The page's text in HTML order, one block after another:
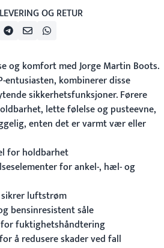
LEVERING OG RETUR
og komfort medJorge Martin Boots.
entusiasten, kombinerer disse
sikkerhetsfunksjoner. Førere
lette følelse og pusteevne,
enten det er varmt vær eller
for holdbarhet
for ankel-, hæl- og
luftstrøm
bensinresistent såle
fuktighetshåndtering
å redusere skader ved fall